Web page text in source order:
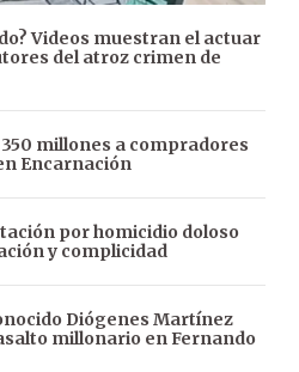
Videos muestran el actuar
del atroz crimen de
millones a compradores
Encarnación
por homicidio doloso
y complicidad
Diógenes Martínez
millonario en Fernando